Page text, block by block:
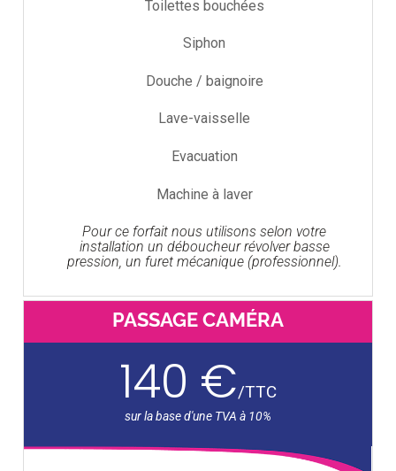
Toilettes bouchées
Siphon
Douche / baignoire
Lave-vaisselle
Evacuation
Machine à laver
Pour ce forfait nous utilisons selon votre
installation un déboucheur révolver basse
pression, un furet mécanique (professionnel).
PASSAGE CAMÉRA
140 €/TTC